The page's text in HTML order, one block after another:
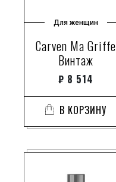
Для женщин
Carven Ma Griffe
Винтаж
₽ 8 514
В КОРЗИНУ